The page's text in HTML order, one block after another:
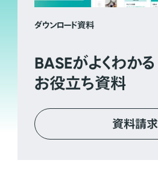
ダウンロード資料
BASEがよくわかる
お役立ち資料
資料請求